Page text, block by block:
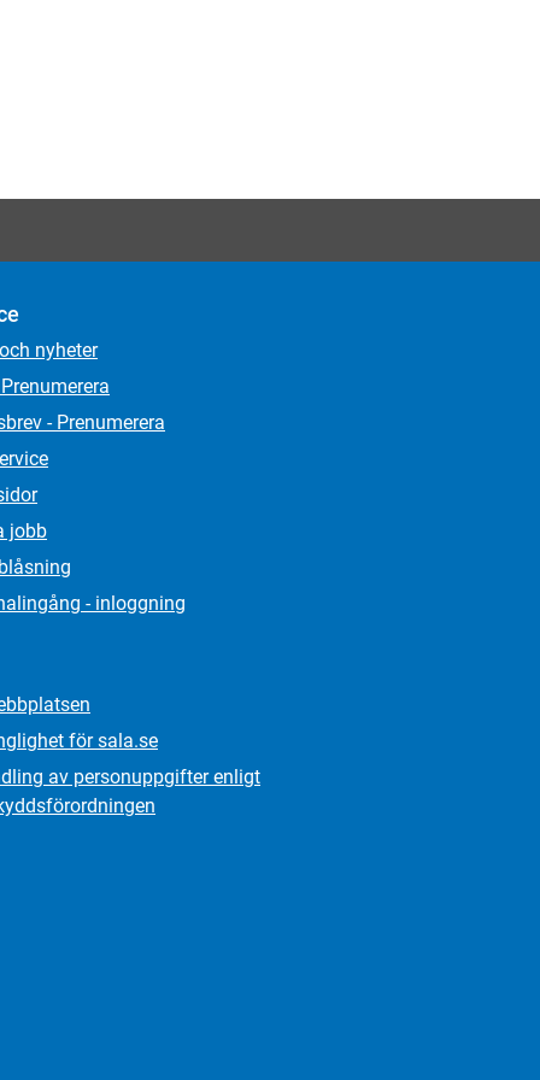
nyheter
- Prenumerera
jobb
- inloggning
för sala.se
av personuppgifter enligt